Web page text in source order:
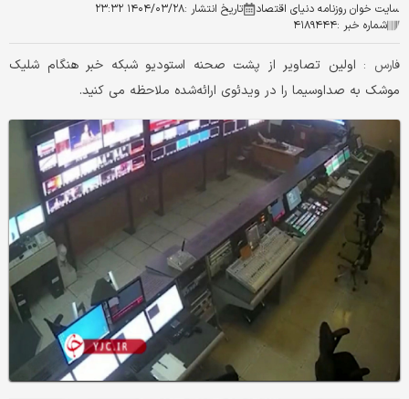
سایت خوان روزنامه دنیای اقتصاد تاریخ انتشار :۱۴۰۴/۰۳/۲۸ ۲۳:۳۲
شماره خبر :۴۱۸۹۴۴۴
فارس : اولین تصاویر از پشت صحنه استودیو شبکه خبر هنگام شلیک
موشک به صداوسیما را در ویدئوی ارائه‌شده ملاحظه می کنید.